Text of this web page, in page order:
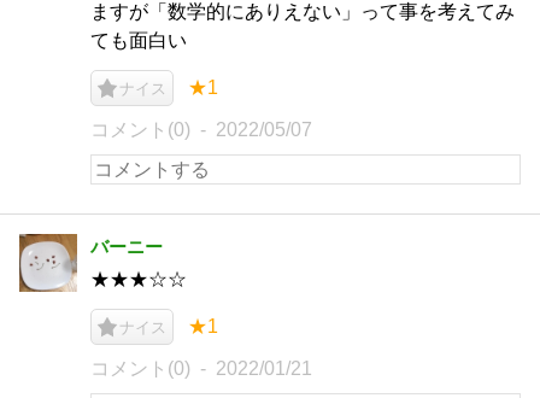
ますが「数学的にありえない」って事を考えてみ
ても面白い
ナイス ★1
コメント(0) 2022/05/07
バーニー
★★★☆☆
ナイス ★1
コメント(0) 2022/01/21